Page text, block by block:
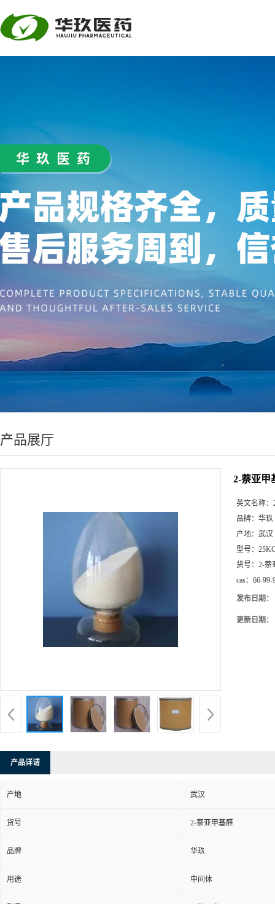
产品展厅
2-萘亚甲
英文名称：
品牌： 华玖
产地： 武汉
型号：
货号： 2-萘
cas： 66-99-
发布日期：
更新日期：
产品详请
产地 武汉
货号 2-萘亚甲基醛
品牌 华玖
用途 中间体